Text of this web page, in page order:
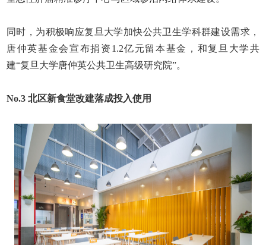
同时，为积极响应复旦大学加快公共卫生学科群建设需求，
唐仲英基金会宣布捐资 1.2亿元留本基金，和复旦大学共
建“复旦大学唐仲英公共卫生高级研究院”。
No.3 北区新食堂改建落成投入使用